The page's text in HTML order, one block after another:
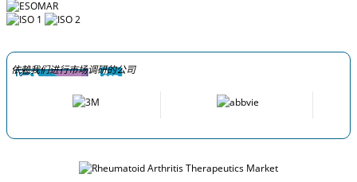
依赖我们进行市场调研的公司